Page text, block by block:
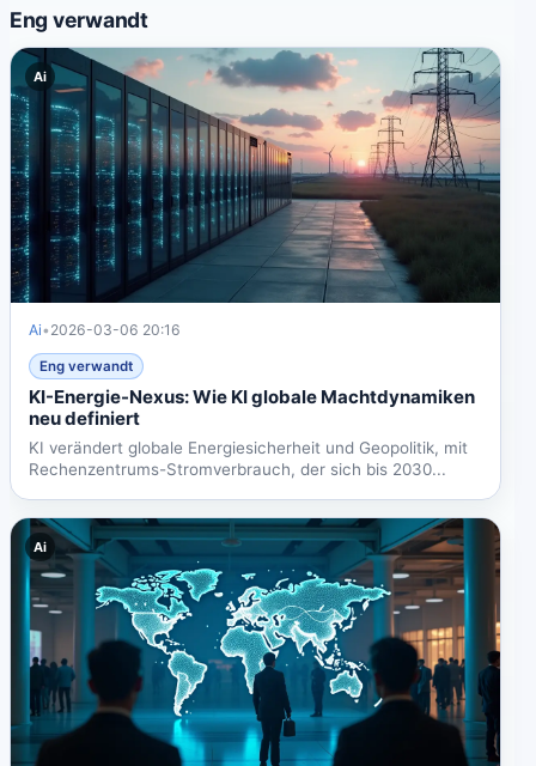
Eng verwandt
Ai
Ai• 2026-03-06 20:16
Eng verwandt
KI-Energie-Nexus: Wie KI globale Machtdynamiken
neu definiert
KI verändert globale Energiesicherheit und Geopolitik, mit
Rechenzentrums-Stromverbrauch, der sich bis 2030...
Ai